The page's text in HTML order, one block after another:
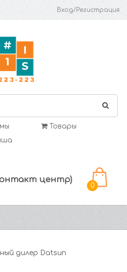
Вход/Регистрация
Товары
центр)
0
дилер Datsun